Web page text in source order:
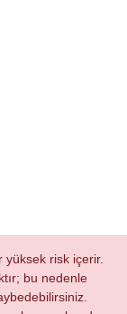
yüksek risk içerir.
bu nedenle